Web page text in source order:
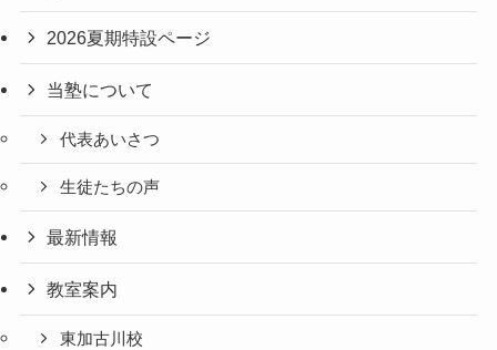
2026夏期特設ページ
当塾について
代表あいさつ
生徒たちの声
最新情報
教室案内
東加古川校